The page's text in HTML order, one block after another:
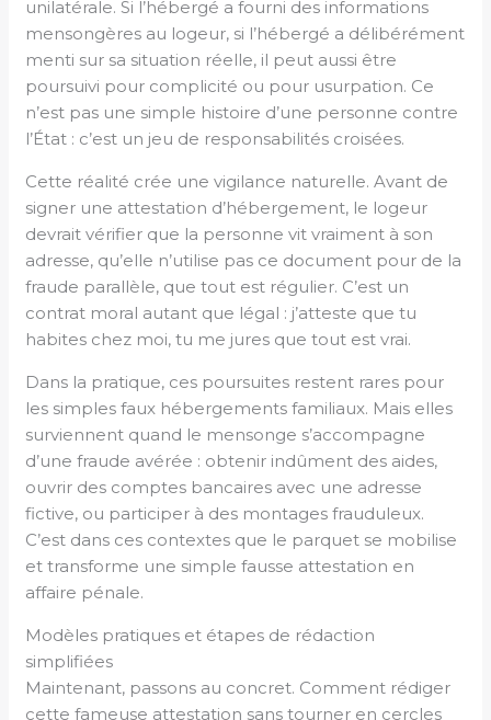
unilatérale. Si l’hébergé a fourni des informations
mensongères au logeur, si l’hébergé a délibérément
menti sur sa situation réelle, il peut aussi être
poursuivi pour complicité ou pour usurpation. Ce
n’est pas une simple histoire d’une personne contre
l’État : c’est un jeu de responsabilités croisées.
Cette réalité crée une vigilance naturelle. Avant de
signer une attestation d’hébergement, le logeur
devrait vérifier que la personne vit vraiment à son
adresse, qu’elle n’utilise pas ce document pour de la
fraude parallèle, que tout est régulier. C’est un
contrat moral autant que légal : j’atteste que tu
habites chez moi, tu me jures que tout est vrai.
Dans la pratique, ces poursuites restent rares pour
les simples faux hébergements familiaux. Mais elles
surviennent quand le mensonge s’accompagne
d’une fraude avérée : obtenir indûment des aides,
ouvrir des comptes bancaires avec une adresse
fictive, ou participer à des montages frauduleux.
C’est dans ces contextes que le parquet se mobilise
et transforme une simple fausse attestation en
affaire pénale.
Modèles pratiques et étapes de rédaction
simplifiées
Maintenant, passons au concret. Comment rédiger
cette fameuse attestation sans tourner en cercles